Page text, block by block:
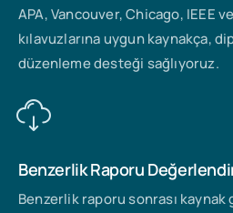
APA, Vancouver, Chicago, IEEE
kılavuzlarına uygun kaynakça,
düzenleme desteği sağlıyoruz.
Benzerlik Raporu
Benzerlik raporu sonrası